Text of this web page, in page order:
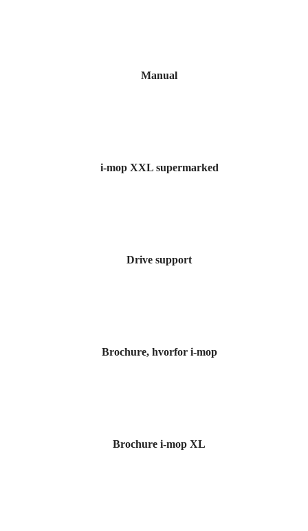
Manual
i-mop XXL supermarked
Drive support
Brochure, hvorfor i-mop
Brochure i-mop XL